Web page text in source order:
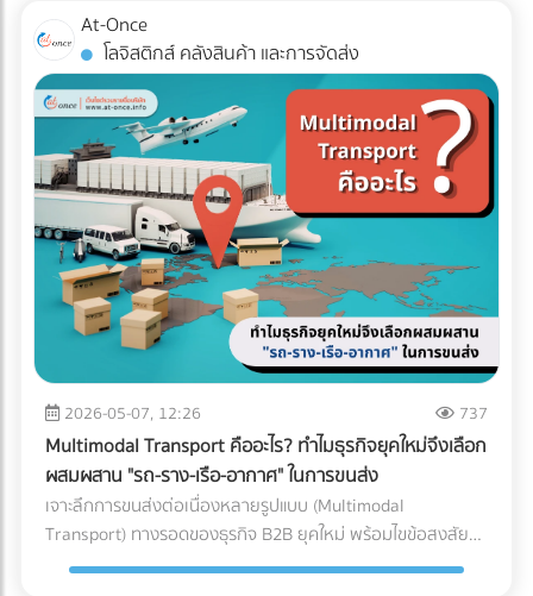
พ่วงแบบเรียบ (Flatbed) ทนทานต่อการบรรทุกของที่หนักมาก
และยาวเป็นพิเศษ ✅ สินค้าที่ตอบโจทย์: สินค้านำเข้า-ส่งออกที่
บรรจุในตู้คอนเทนเนอร์ (ไปรับ/ส่งที่ท่าเรือหรือท่าอากาศยาน),
ท่อเหล็กขนาดใหญ่, โครงสร้างเหล็กสะพาน, หรือรถยนต์ 3 เช็
กลิสต์ฉบับย่อ: ถามตัวเองก่อนตัดสินใจจ้างรถขนส่งเหมาคัน
สินค้าคืออะไร มีน้ำหนักและปริมาตร (คิว) เท่าไหร่? (เพื่อเลือกรถที่
รับน้ำหนักได้พอดี ไม่เหลือพื้นที่ว่างให้เสียเงินฟรี) จุดขึ้น-ลง
สินค้า มีข้อจำกัดไหม? (เช่น ซอยแคบ รถ 6 ล้อเข้าไม่ได้ หรือมี
เครื่องโฟล์คลิฟต์สำหรับโหลดของหรือไม่) ต้องการบริการเสริม
อะไรบ้าง? (เช่น ต้องการพนักงานยกของด้วย หรือต้องการ
ประกันภัยสินค้ามูลค่าสูงครอบคลุมเพิ่มเติม) สรุป การเลือก
ประเภทรถขนส่งให้ตรงกับงาน ไม่เพียงแต่ช่วยปกป้องสินค้าให้ถึง
มือลูกค้าอย่างปลอดภัย แต่ยังเป็นกลยุทธ์สำคัญที่ช่วยให้ฝ่ายจัด
ซื้อคุมงบประมาณ Logistics ได้อย่างมีประสิทธิภาพ กำลัง
วางแผนขนส่งสินค้าล็อตใหญ่อยู่ใช่ไหม? ไม่ต้องเสียเวลาโทรเช็
กราคาหลายที่ให้วุ่นวาย! ค้นหาและเปรียบเทียบ บริษัทขนส่ง
สินค้า, ผู้ให้บริการขนส่งเหมาคัน, และบริษัท Logistics ชั้นนำ ที่มี
รถพร้อมให้บริการทุกประเภท ผ่านการคัดกรองความน่าเชื่อถือ
แล้ว ได้ที่นี่
สามารถโยกย้ายไปช่วยงานทั้งฝั่งรับและฝั่งจ่ายได้ง่าย (Cross-
docking ทำได้สะดวก) ข้อควรระวัง: อาจเกิดความแออัดบริเวณ
ประตูเข้า-ออก หากมีการรับและส่งสินค้าพร้อมกันในปริมาณ
มากๆ เหมาะกับใคร?: ธุรกิจ SME, ธุรกิจที่มีพื้นที่อาคารจำกัด,
คลังสินค้าที่เน้นการกระจายสินค้าทั่วไป (FMCG) 2. รูปแบบตัว I
(I-Shaped / Through Layout) รูปแบบนี้คือการเดินทางเป็น
"เส้นตรง" จุดรับสินค้าจะอยู่หัวอาคาร และจุดจ่ายสินค้าจะอยู่ท้าย
อาคารฝั่งตรงข้ามกัน สินค้าจะไหลไปในทิศทางเดียวแบบไม่มีการ
ย้อนกลับ ข้อดี: ลดความสับสนและการวิ่งสวนทางกันได้อย่าง
เด็ดขาด กระบวนการทำงานไหลลื่นมาก (Straight-line flow) ลด
อุบัติเหตุบริเวณคอขวด ข้อควรระวัง: ต้องใช้อาคารที่มีความยาว
มาก และต้องใช้พื้นที่ภายนอก (ลานจอดรถ) ทั้ง 2 ฝั่งของอาคาร
ทำให้สิ้นเปลืองพื้นที่โดยรอบ เหมาะกับใคร?: โรงงานอุตสาหกรรม
ขนาดใหญ่, ธุรกิจที่มีปริมาณการเข้า-ออกของสินค้ามหาศาล
(High-volume), หรือสินค้าที่มีน้ำหนักมาก/ชิ้นใหญ่ที่เคลื่อนย้าย
ยาก 3. รูปแบบตัว L (L-Shaped Layout) ผังคลังสินค้าแบบตัว
L จะคล้ายกับตัว I แต่จุดรับสินค้าและจุดจ่ายสินค้าจะตั้งฉากกันที่
มุม 90 องศา (อยู่คนละด้านของผนังอาคาร) มักเกิดขึ้นจากข้อ
จำกัดของรูปทรงอาคาร หรือพื้นที่ที่ดิน ข้อดี: แยกพื้นที่รับและส่ง
สินค้าออกจากกันอย่างชัดเจน ลดความแออัดบริเวณประตูได้ดี
อีกต่อไป เพราะระบบไม่ได้ดูแค่สิ่งที่คุณยื่น แต่ดู "สิ่งที่คนอื่นยื่น
เกี่ยวกับคุณด้วย" คำถามสำคัญคือ... ธุรกิจของคุณพร้อมรับมือ
กับการถูกตรวจสอบหรือยัง? ในวันที่ข้อมูลทางการเงินทุกเส้น
ทางเชื่อมโยงถึงกัน 3 วิธีเตรียมพร้อมรับมือ ให้ธุรกิจปลอดภัย
จาก "ภาษีย้อนหลัง" นี่คือ 3 ตัววิธีปรับตัวสำคัญ ที่เจ้าของธุรกิจ
ต้องเริ่มทำตั้งแต่วันนี้ เพื่อสร้างภูมิคุ้มกันให้บริษัทปลอดภัยจาก
ฝันร้ายเรื่องภาษีย้อนหลัง: 1. บังคับใช้ "บัญชีเล่มเดียว" (Single
Account) อย่างเคร่งครัด หมดยุคของการทำ "บัญชีเล่มหนึ่งยื่น
สรรพากร บัญชีเล่มสองเก็บไว้ดูเอง" แล้ว เพราะข้อมูลเงินสดที่
เข้าบัญชีธนาคาร ข้อมูลค่าน้ำค่าไฟ หรือข้อมูลการนำเข้าสินค้า
ถูกเชื่อมโยงถึงกันหมด การจงใจทำรายได้ให้ต่ำกว่าความเป็นจริง
จะทำให้ตัวเลขในงบการเงินขัดแย้งกันเองจนกลายเป็นเป้าหมาย
หลักของ AI ทันที วิธีแก้: ลงบันทึกรายได้และค่าใช้จ่ายทุกรายการ
ตามความเป็นจริง นอกจากจะปลอดภัยจากสรรพากรแล้ว งบ
การเงินที่สะท้อนกำไรที่แท้จริง ยังช่วยให้ธุรกิจกู้ขอสินเชื่อกับ
ธนาคาร หรือดึงดูดนักลงทุนได้ง่ายขึ้นด้วย 2. ปรับตัวเข้าสู่ระบบ
Digital Tax แบบเต็มรูปแบบ ความผิดพลาดเล็กๆ น้อยๆ จาก
การทำงานของคน (Human Error) เช่น พิมพ์ตัวเลขใบกำกับ
ภาษีผิด หรือหัก ณ ที่จ่ายไม่ครบ ถือเป็นหนึ่งในสาเหตุหลักที่ทำให้
โดนเรียกตรวจสอบ วิธีแก้: เปลี่ยนจากการใช้กระดาษ มาใช้ระบบ
At-Once
โลจิสติกส์ คลังสินค้า และการจัดส่ง
2026-05-07, 12:26 737
Multimodal Transport คืออะไร? ทำไมธุรกิจยุคใหม่จึงเลือก
ผสมผสาน "รถ-ราง-เรือ-อากาศ" ในการขนส่ง
เจาะลึกการขนส่งต่อเนื่องหลายรูปแบบ (Multimodal
Transport) ทางรอดของธุรกิจ B2B ยุคใหม่ พร้อมไขข้อสงสัยว่า
ใครคือ "เจ้าภาพ" ตัวจริงที่ช่วยคุมต้นทุนและเวลา ค้นหาพาร์ท